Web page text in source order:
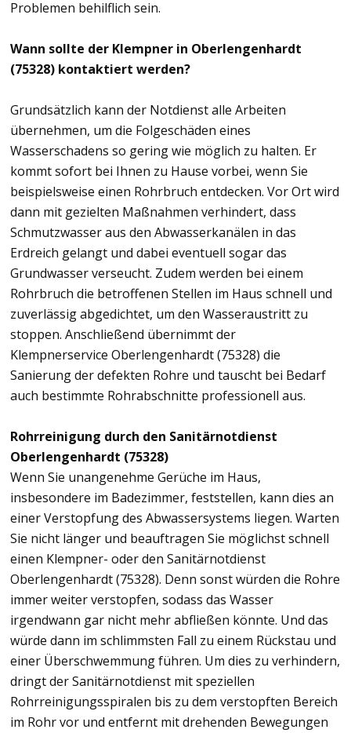
Problemen behilflich sein.
Wann sollte der Klempner in Oberlengenhardt
(75328) kontaktiert werden?
Grundsätzlich kann der Notdienst alle Arbeiten
übernehmen, um die Folgeschäden eines
Wasserschadens so gering wie möglich zu halten. Er
kommt sofort bei Ihnen zu Hause vorbei, wenn Sie
beispielsweise einen Rohrbruch entdecken. Vor Ort wird
dann mit gezielten Maßnahmen verhindert, dass
Schmutzwasser aus den Abwasserkanälen in das
Erdreich gelangt und dabei eventuell sogar das
Grundwasser verseucht. Zudem werden bei einem
Rohrbruch die betroffenen Stellen im Haus schnell und
zuverlässig abgedichtet, um den Wasseraustritt zu
stoppen. Anschließend übernimmt der
Klempnerservice Oberlengenhardt (75328) die
Sanierung der defekten Rohre und tauscht bei Bedarf
auch bestimmte Rohrabschnitte professionell aus.
Rohrreinigung durch den Sanitärnotdienst
Oberlengenhardt (75328)
Wenn Sie unangenehme Gerüche im Haus,
insbesondere im Badezimmer, feststellen, kann dies an
einer Verstopfung des Abwassersystems liegen. Warten
Sie nicht länger und beauftragen Sie möglichst schnell
einen Klempner- oder den Sanitärnotdienst
Oberlengenhardt (75328). Denn sonst würden die Rohre
immer weiter verstopfen, sodass das Wasser
irgendwann gar nicht mehr abfließen könnte. Und das
würde dann im schlimmsten Fall zu einem Rückstau und
einer Überschwemmung führen. Um dies zu verhindern,
dringt der Sanitärnotdienst mit speziellen
Rohrreinigungsspiralen bis zu dem verstopften Bereich
im Rohr vor und entfernt mit drehenden Bewegungen